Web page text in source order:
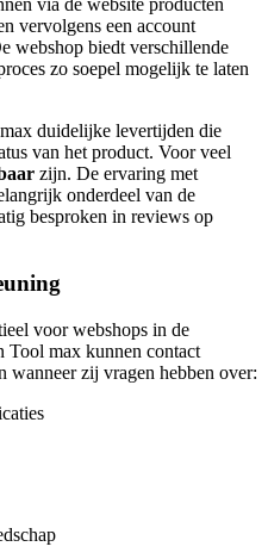
vervolgens een account
webshop biedt verschillende
zo soepel mogelijk te laten
duidelijke levertijden die
van het product. Voor veel
zijn. De ervaring met
onderdeel van de
besproken in reviews op
voor webshops in de
Tool max kunnen contact
wanneer zij vragen hebben over: